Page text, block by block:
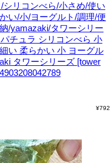
リコンべら/小さめ/使い
い/小/ヨーグルト/調理/便
/yamazaki/タワーシリー
チュラ シリコンべら 小
い 柔らかい 小 ヨーグル
タワーシリーズ [tower
¥792